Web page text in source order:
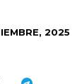
2025